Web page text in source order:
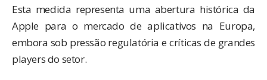
Esta medida representa uma abertura histórica da
Apple para o mercado de aplicativos na Europa,
embora sob pressão regulatória e críticas de grandes
players do setor.